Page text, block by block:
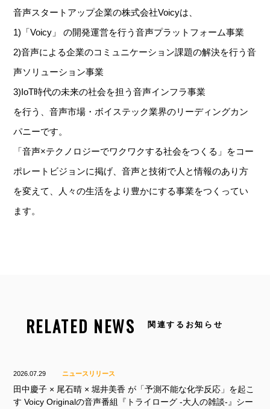
音声スタートアップ企業の株式会社Voicyは、
1)「Voicy」 の開発運営を行う音声プラットフォーム事業
2)音声による企業のコミュニケーション課題の解決を行う音
声ソリューション事業
3)IoT時代の未来の社会を担う音声インフラ事業
を行う、音声市場・ボイステック業界のリーディングカン
パニーです。
「音声×テクノロジーでワクワクする社会をつくる」をコー
ポレートビジョンに掲げ、音声と技術で人と情報のあり方
を変えて、人々の生活をより豊かにする事業をつくってい
ます。
RELATED NEWS 関連するお知らせ
2026.07.29 ニュースリリース
田中慶子 × 尾石晴 × 堀井美香 が「予測不能な化学反応」を起こ
す Voicy Originalの音声番組『トライローグ -大人の雑談-』シー